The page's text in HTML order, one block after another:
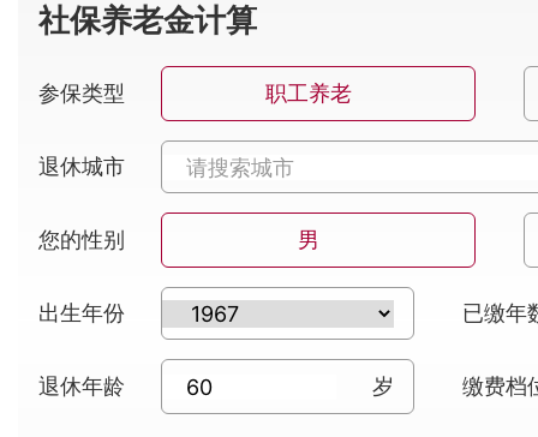
社保养老金计算
参保类型 职工养老
退休城市
您的性别 男
出生年份 已缴年
退休年龄 岁 缴费档